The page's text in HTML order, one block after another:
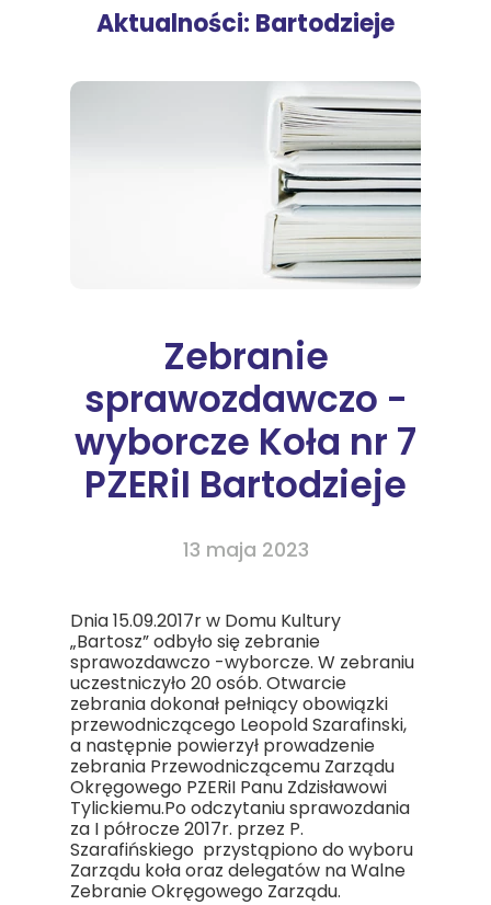
13 maja 2023
Zebranie
sprawozdawczo -
wyborcze Koła nr 7
PZERiI Bartodzieje
Dnia 15.09.2017r w Domu Kultury
„Bartosz” odbyło się zebranie
sprawozdawczo -wyborcze. W zebraniu
uczestniczyło 20 osób. Otwarcie
zebrania dokonał pełniący obowiązki
przewodniczącego Leopold Szarafinski,
a następnie powierzył prowadzenie
zebrania Przewodniczącemu Zarządu
Okręgowego PZERiI Panu Zdzisławowi
Tylickiemu.Po odczytaniu sprawozdania
za I półrocze 2017r. przez P.
Szarafińskiego przystąpiono do wyboru
Zarządu koła oraz delegatów na Walne
Zebranie Okręgowego Zarządu.
Aktualności: Bartodzieje